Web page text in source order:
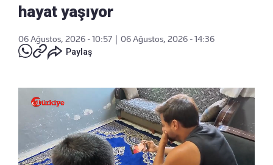
hayat yaşıyor
06 Ağustos, 2026 - 10:57
06 Ağustos, 2026 - 14:36
Paylaş